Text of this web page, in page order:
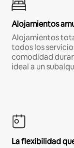
Alojamientos
Alojamientos
todos los
comodidad
ideal a un
La flexibilidad